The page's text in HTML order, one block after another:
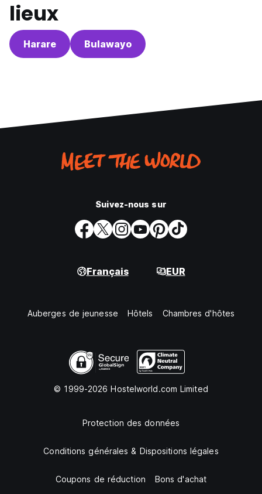
lieux
Harare Bulawayo
Suivez-nous sur
Français EUR
Auberges de jeunesse Hôtels Chambres d'hôtes
© 1999-2026 Hostelworld.com Limited
Protection des données
Conditions générales & Dispositions légales
Coupons de réduction Bons d'achat